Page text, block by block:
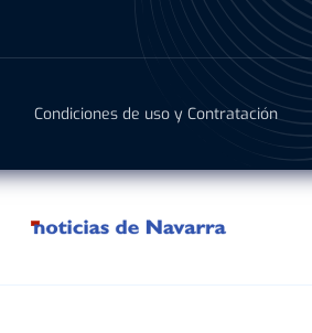
Condiciones de uso y Contratación